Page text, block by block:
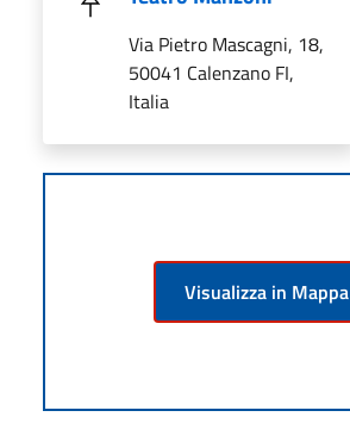
Via Pietro Mascagni, 18,
50041 Calenzano FI,
Italia
Visualizza in Mappa